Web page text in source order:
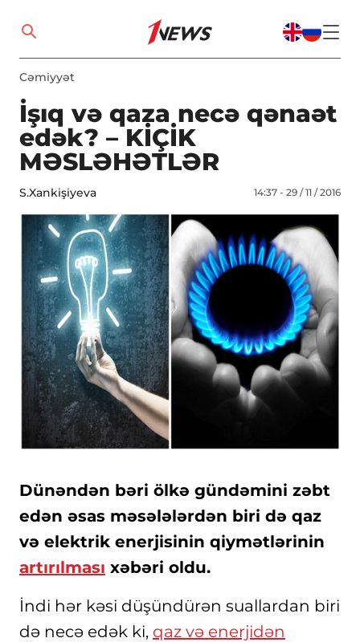
Cəmiyyət
İşıq və qaza necə qənaət
edək? – KİÇİK
MƏSLƏHƏTLƏR
S.Xankişiyeva 14:37 - 29 / 11 / 2016
Dünəndən bəri ölkə gündəmini zəbt
edən əsas məsələlərdən biri də qaz
və elektrik enerjisinin qiymətlərinin
artırılması xəbəri oldu.
İndi hər kəsi düşündürən suallardan biri
də necə edək ki, qaz və enerjidən